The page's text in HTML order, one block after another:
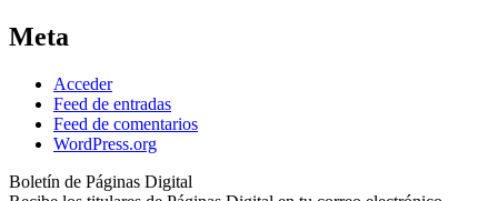
Meta
Acceder
Feed de entradas
Feed de comentarios
WordPress.org
Boletín de Páginas Digital